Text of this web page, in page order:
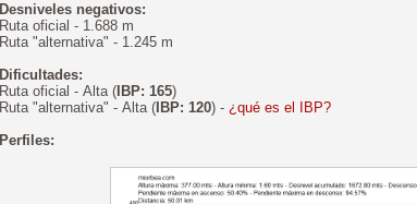
Desniveles negativos:
Ruta oficial - 1.688 m
Ruta "alternativa" - 1.245 m
Dificultades:
Ruta oficial - Alta ( IBP: 165)
Ruta "alternativa" - Alta ( IBP: 120) - ¿qué es el IBP?
Perfiles: